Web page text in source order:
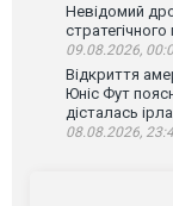
Невідомий
09.08.2026,
Відкриття
Юніс Фут
дісталась
08.08.2026,